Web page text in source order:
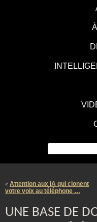
« Attention aux IA qui clonent
votre voix au téléphone …
UNE BASE DE